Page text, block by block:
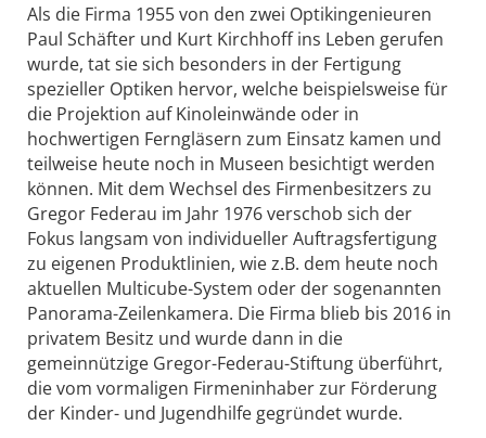
Als die Firma 1955 von den zwei Optikingenieuren
Paul Schäfter und Kurt Kirchhoff ins Leben gerufen
wurde, tat sie sich besonders in der Fertigung
spezieller Optiken hervor, welche beispielsweise für
die Projektion auf Kinoleinwände oder in
hochwertigen Ferngläsern zum Einsatz kamen und
teilweise heute noch in Museen besichtigt werden
können. Mit dem Wechsel des Firmenbesitzers zu
Gregor Federau im Jahr 1976 verschob sich der
Fokus langsam von individueller Auftragsfertigung
zu eigenen Produktlinien, wie z.B. dem heute noch
aktuellen Multicube-System oder der sogenannten
Panorama-Zeilenkamera. Die Firma blieb bis 2016 in
privatem Besitz und wurde dann in die
gemeinnützige Gregor-Federau-Stiftung überführt,
die vom vormaligen Firmeninhaber zur Förderung
der Kinder- und Jugendhilfe gegründet wurde.